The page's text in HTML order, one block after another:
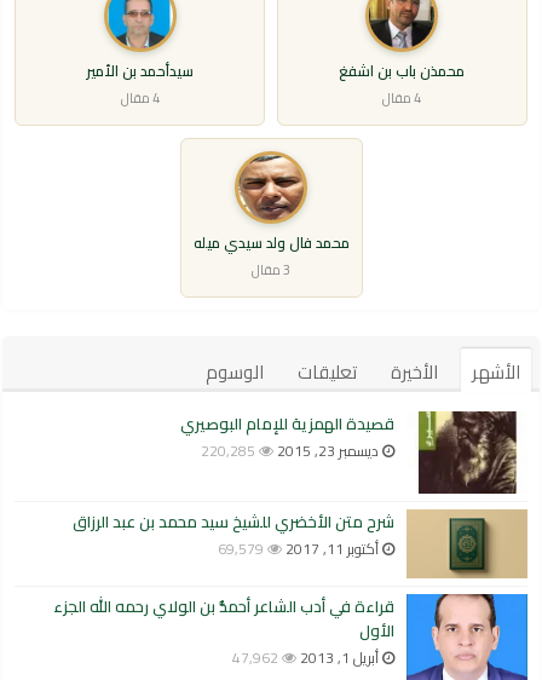
محمذن باب بن اشفغ
4 مقال
سيدأحمد بن الأمير
4 مقال
محمد فال ولد سيدي ميله
3 مقال
الأشهر الأخيرة تعليقات الوسوم
قصيدة الهمزية للإمام البوصيري
ديسمبر 23, 2015 220,285
شرح متن الأخضري للشيخ سيد محمد بن عبد الرزاق
أكتوبر 11, 2017 69,579
قراءة في أدب الشاعر أحمدُّ بن الولاي رحمه الله الجزء
الأول
أبريل 1, 2013 47,962